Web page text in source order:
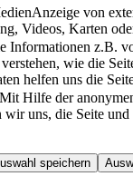
Anzeige von
Videos, Karten
Informationen z.B.
wie die
helfen uns die
Mit Hilfe der
wir uns, die Seite
speichern